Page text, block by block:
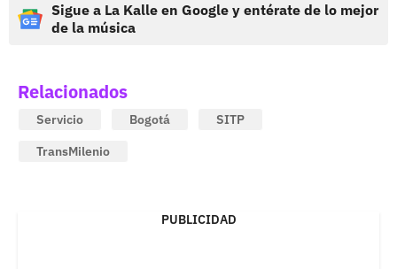
Sigue a La Kalle en Google y entérate de lo mejor
de la música
Relacionados
Servicio Bogotá
SITP
TransMilenio
PUBLICIDAD